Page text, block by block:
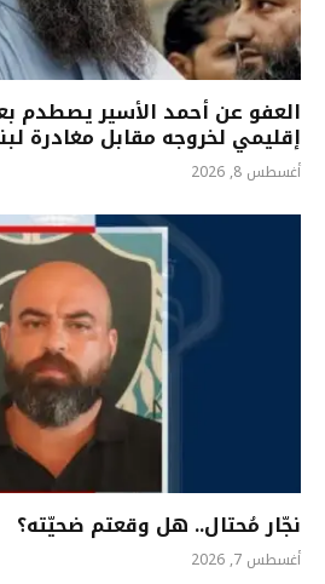
العفو عن أحمد الأسير يصطدم
إقليمي لخروجه مقابل مغادرة
أغسطس 8, 2026
نجّار مُحتال.. هل وقعتم ضحيّته؟
أغسطس 7, 2026